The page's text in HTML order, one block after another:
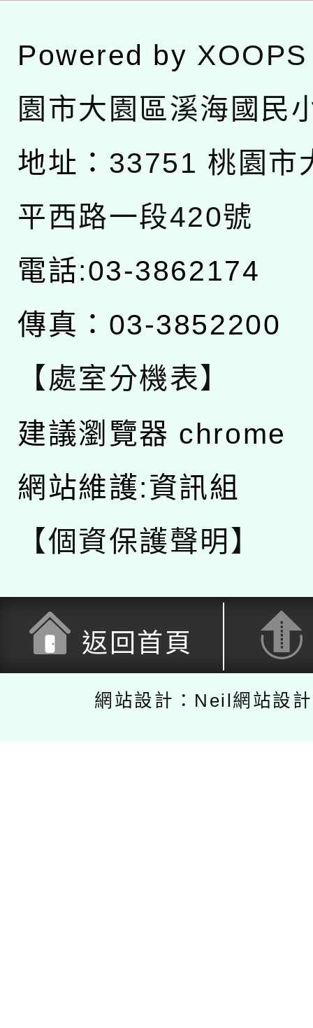
Powered by XOOPS
園市大園區溪海國民
地址： 33751 桃園市
平西路一段420號
電話:03-3862174
傳真：03-3852200
【處室分機表】
建議瀏覽器 chrome
網站維護:資訊組
【個資保護聲明】
返回首頁
網站設計：Neil網站設